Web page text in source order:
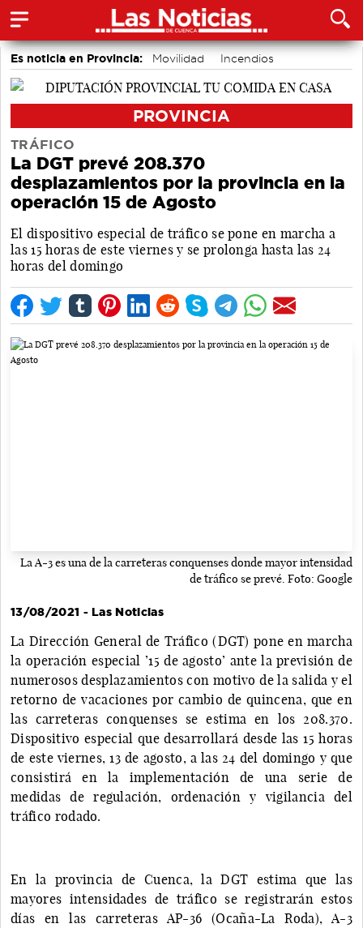
Es noticia en Provincia: Movilidad Incendios
PROVINCIA
TRÁFICO
La DGT prevé 208.370
desplazamientos por la provincia en la
operación 15 de Agosto
El dispositivo especial de tráfico se pone en marcha a
las 15 horas de este viernes y se prolonga hasta las 24
horas del domingo
La A-3 es una de la carreteras conquenses donde mayor intensidad
de tráfico se prevé. Foto: Google
13/08/2021 - Las Noticias
La Dirección General de Tráfico (DGT) pone en marcha
la operación especial ’15 de agosto’ ante la previsión de
numerosos desplazamientos con motivo de la salida y el
retorno de vacaciones por cambio de quincena, que en
las carreteras conquenses se estima en los 208.370.
Dispositivo especial que desarrollará desde las 15 horas
de este viernes, 13 de agosto, a las 24 del domingo y que
consistirá en la implementación de una serie de
medidas de regulación, ordenación y vigilancia del
tráfico rodado.
En la provincia de Cuenca, la DGT estima que las
mayores intensidades de tráfico se registrarán estos
días en las carreteras AP-36 (Ocaña-La Roda), A-3